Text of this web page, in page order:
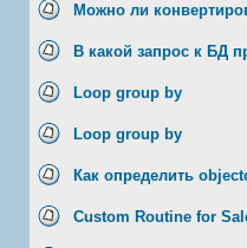
Можно ли
В какой запрос к БД
Loop group by
Loop group by
Как определить
Custom Routine for